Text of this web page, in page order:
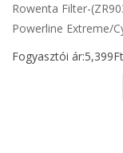
Rowenta Filter-
Powerline Extreme/
Fogyasztói ár:5,399Ft